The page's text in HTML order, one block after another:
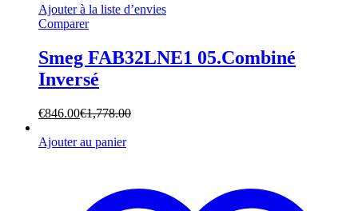
Ajouter à la liste d’envies
Comparer
Smeg FAB32LNE1 05.Combiné
Inversé
€846.00€1,778.00
Ajouter au panier